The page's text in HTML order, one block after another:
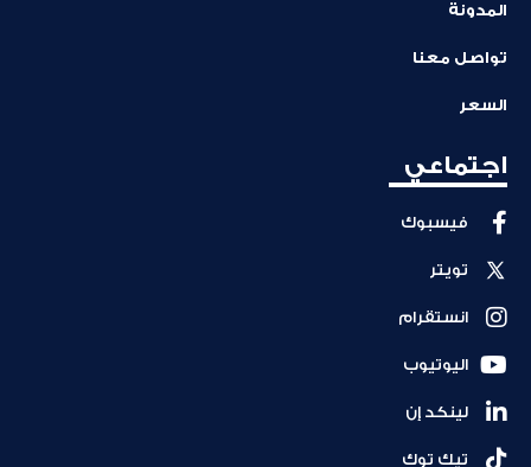
المدونة
تواصل معنا
السعر
اجتماعي
فيسبوك
تويتر
انستقرام
اليوتيوب
لينكد إن
تيك توك